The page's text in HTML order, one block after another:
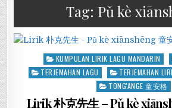
Tag: Pǔ kè
Posted
in
KUMPULAN LIRIK LAGU MANDARIN
TERJEMAHAN LAGU
TERJEMAHAN
TONG'ANGE 童安格
Lirik 朴克先生 – Pǔ kè